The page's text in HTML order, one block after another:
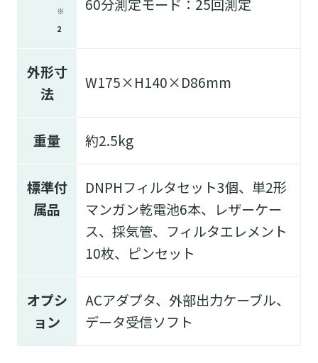
※
2
60分測定モード：25回測定
外形寸
法
W175×H140×D86mm
重量 約2.5kg
標準付
属品
DNPHフィルタセット3個、単2形
マンガン乾電池6本、レザーケー
ス、採気管、フィルタエレメント
10枚、ピンセット
オプシ
ョン
ACアダプタ、外部出力ケーブル、
データ受信ソフト